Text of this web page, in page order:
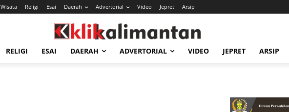
Wisata Religi Esai Daerah Advertorial Video Jepret Arsip
RELIGI ESAI DAERAH ADVERTORIAL VIDEO JEPRET ARSIP